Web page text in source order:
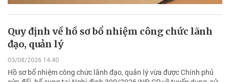
Quy định về hồ sơ bổ nhiệm công chức lãnh
đạo, quản lý
03/08/2026 14:40
Hồ sơ bổ nhiệm công chức lãnh đạo, quản lý vừa được Chính phủ